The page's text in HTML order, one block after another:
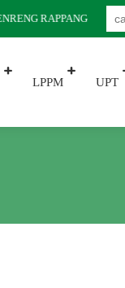
RAPPANG
LPPM UPT